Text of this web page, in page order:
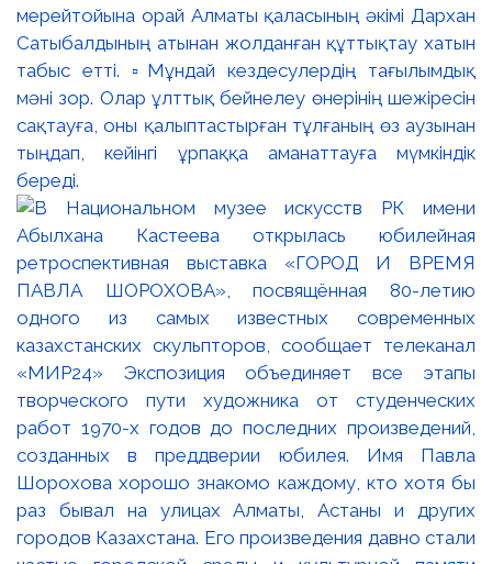
мерейтойына орай Алматы қаласының әкімі Дархан
Сатыбалдының атынан жолданған құттықтау хатын
табыс етті. ▫️Мұндай кездесулердің тағылымдық
мәні зор. Олар ұлттық бейнелеу өнерінің шежіресін
сақтауға, оны қалыптастырған тұлғаның өз аузынан
тыңдап, кейінгі ұрпаққа аманаттауға мүмкіндік
береді.